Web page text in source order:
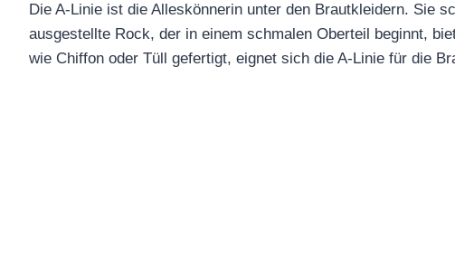
Die A-Linie ist die Alleskönnerin unter den Brautkleidern. Sie
ausgestellte Rock, der in einem schmalen Oberteil beginnt,
wie Chiffon oder Tüll gefertigt, eignet sich die A-Linie für die